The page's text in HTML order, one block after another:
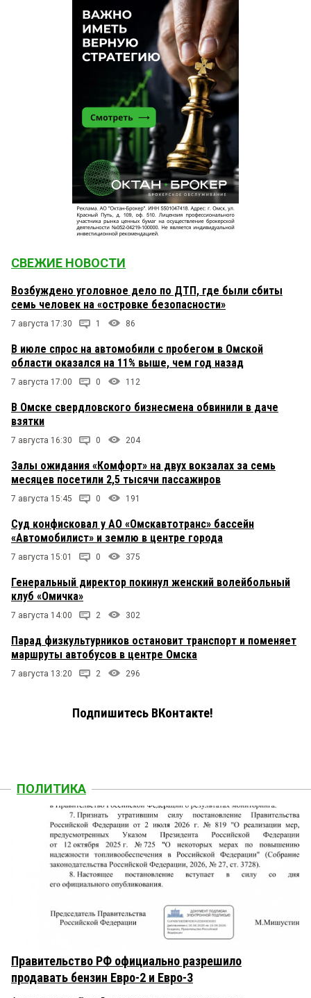
СВЕЖИЕ НОВОСТИ
Возбуждено уголовное дело по ДТП, где были сбиты
семь человек на «островке безопасности»
7 августа 17:30 1 86
В июле спрос на автомобили с пробегом в Омской
области оказался на 11% выше, чем год назад
7 августа 17:00 0 112
В Омске свердловского бизнесмена обвинили в даче
взятки
7 августа 16:30 0 204
Залы ожидания «Комфорт» на двух вокзалах за семь
месяцев посетили 2,5 тысячи пассажиров
7 августа 15:45 0 191
Суд конфисковал у АО «Омскавтотранс» бассейн
«Автомобилист» и землю в центре города
7 августа 15:01 0 375
Генеральный директор покинул женский волейбольный
клуб «Омичка»
7 августа 14:00 2 302
Парад физкультурников остановит транспорт и поменяет
маршруты автобусов в центре Омска
7 августа 13:20 2 296
Подпишитесь ВКонтакте!
ПОЛИТИКА
Правительство РФ официально разрешило
продавать бензин Евро-2 и Евро-3